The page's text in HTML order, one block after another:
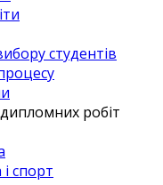
студентів
робіт
спорт